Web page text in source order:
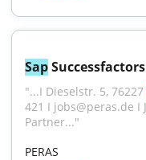
Sap
"...I Dieselstr. 5, 76227
421 I jobs@peras.de I
Partner..."
PERAS